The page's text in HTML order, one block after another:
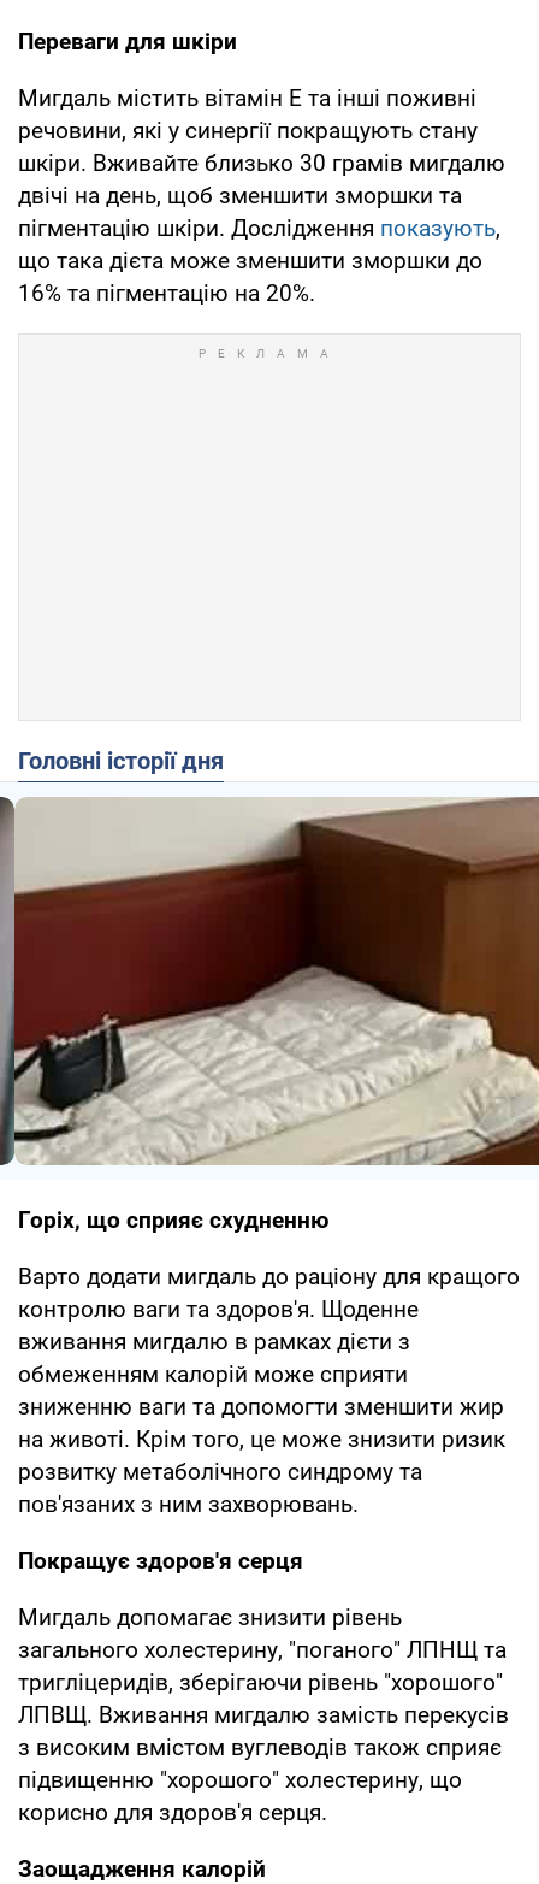
Переваги для шкіри
Мигдаль містить вітамін Е та інші поживні
речовини, які у синергії покращують стану
шкіри. Вживайте близько 30 грамів мигдалю
двічі на день, щоб зменшити зморшки та
пігментацію шкіри. Дослідження показують,
що така дієта може зменшити зморшки до
16% та пігментацію на 20%.
Головні історії дня
Горіх, що сприяє схудненню
Варто додати мигдаль до раціону для кращого
контролю ваги та здоров'я. Щоденне
вживання мигдалю в рамках дієти з
обмеженням калорій може сприяти
зниженню ваги та допомогти зменшити жир
на животі. Крім того, це може знизити ризик
розвитку метаболічного синдрому та
пов'язаних з ним захворювань.
Покращує здоров'я серця
Мигдаль допомагає знизити рівень
загального холестерину, "поганого" ЛПНЩ та
тригліцеридів, зберігаючи рівень "хорошого"
ЛПВЩ. Вживання мигдалю замість перекусів
з високим вмістом вуглеводів також сприяє
підвищенню "хорошого" холестерину, що
корисно для здоров'я серця.
Заощадження калорій